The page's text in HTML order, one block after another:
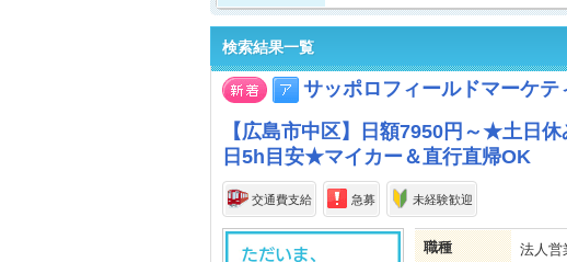
検索結果一覧
サッポロフィールドマーケ
【広島市中区】日額7950円～★土日
日5h目安★マイカー＆直行直帰OK
交通費支給 急募 未経験歓迎
職種 法人営